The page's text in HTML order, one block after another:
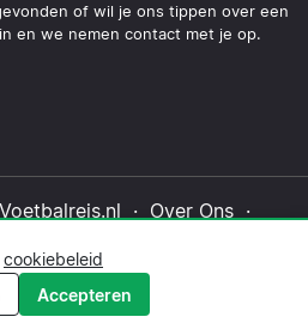
of wil je ons tippen over een
en we nemen contact met je op.
· Over Ons·
beleid
cookiebeleid
Accepteren